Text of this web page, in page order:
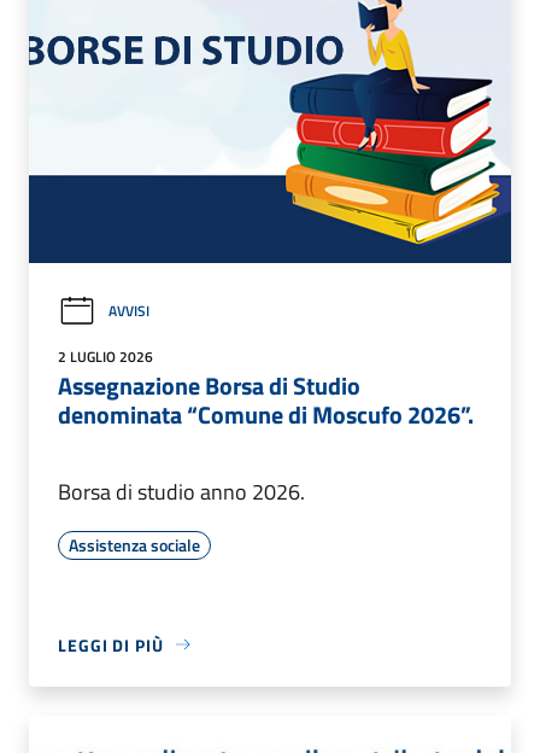
AVVISI
2 LUGLIO 2026
Assegnazione Borsa di Studio
denominata “Comune di Moscufo 2026”.
Borsa di studio anno 2026.
Assistenza sociale
LEGGI DI PIÙ